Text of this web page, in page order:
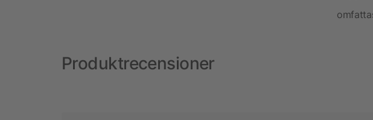
Produktrecensioner